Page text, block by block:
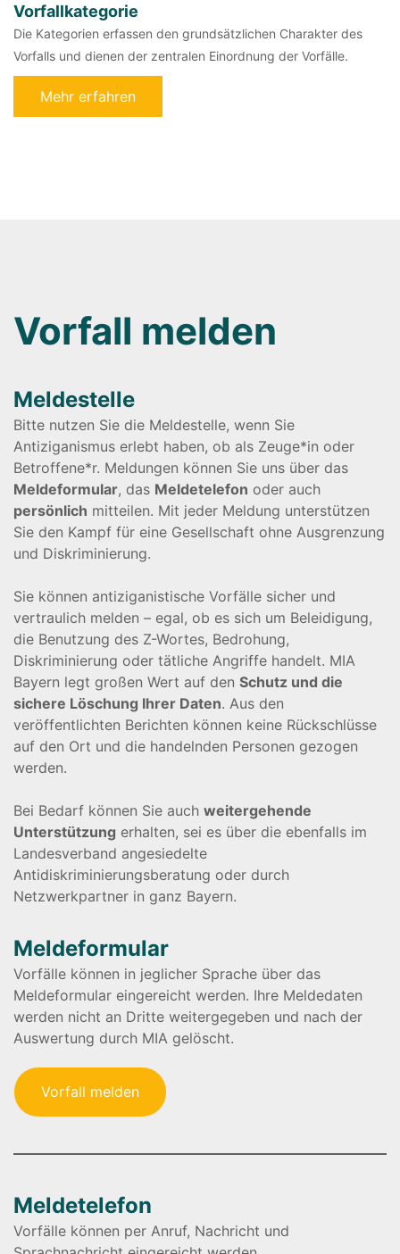
Vorfallkategorie
Die Kategorien erfassen den grundsätzlichen Charakter des
Vorfalls und dienen der zentralen Einordnung der Vorfälle.
Mehr erfahren
Vorfall melden
Meldestelle
Bitte nutzen Sie die Meldestelle, wenn Sie
Antiziganismus erlebt haben, ob als Zeuge*in oder
Betroffene*r. Meldungen können Sie uns über das
Meldeformular, das Meldetelefon oder auch
persönlich mitteilen. Mit jeder Meldung unterstützen
Sie den Kampf für eine Gesellschaft ohne Ausgrenzung
und Diskriminierung.
Sie können antiziganistische Vorfälle sicher und
vertraulich melden – egal, ob es sich um Beleidigung,
die Benutzung des Z-Wortes, Bedrohung,
Diskriminierung oder tätliche Angriffe handelt. MIA
Bayern legt großen Wert auf den Schutz und die
sichere Löschung Ihrer Daten. Aus den
veröffentlichten Berichten können keine Rückschlüsse
auf den Ort und die handelnden Personen gezogen
werden.
Bei Bedarf können Sie auch weitergehende
Unterstützung erhalten, sei es über die ebenfalls im
Landesverband angesiedelte
Antidiskriminierungsberatung oder durch
Netzwerkpartner in ganz Bayern.
Meldeformular
Vorfälle können in jeglicher Sprache über das
Meldeformular eingereicht werden. Ihre Meldedaten
werden nicht an Dritte weitergegeben und nach der
Auswertung durch MIA gelöscht.
Vorfall melden
Meldetelefon
Vorfälle können per Anruf, Nachricht und